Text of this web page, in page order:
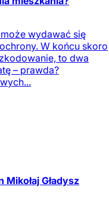
wydawać się
W końcu skoro
to dwa
– prawda?
Gładysz